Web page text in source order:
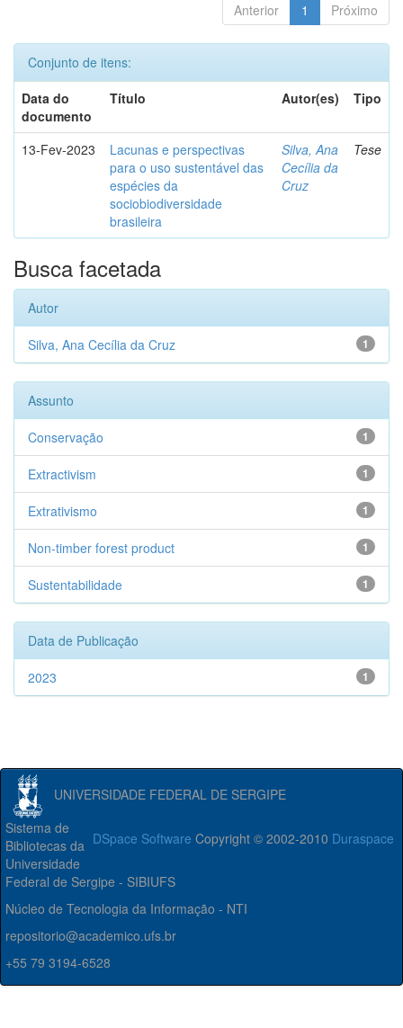
Anterior 1 Próximo
Conjunto de itens:
Data do
documento
Título Autor(es) Tipo
13-Fev-2023
Lacunas e perspectivas
para o uso sustentável das
espécies da
sociobiodiversidade
brasileira
Silva, Ana
Cecília da
Cruz
Tese
Busca facetada
Autor
1
Silva, Ana Cecília da Cruz
Assunto
1
Conservação
1
Extractivism
1
Extrativismo
1
Non-timber forest product
1
Sustentabilidade
Data de Publicação
1
2023
UNIVERSIDADE FEDERAL DE SERGIPE
DSpace Software Copyright © 2002-2010 Duraspace
Sistema de
Bibliotecas da
Universidade
Federal de Sergipe - SIBIUFS
Núcleo de Tecnologia da Informação - NTI
repositorio@academico.ufs.br
+55 79 3194-6528